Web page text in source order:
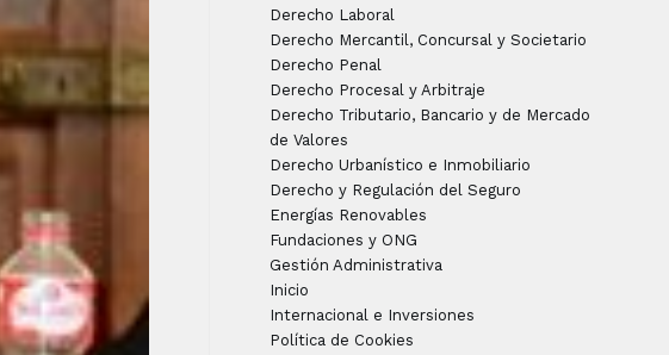
Derecho Laboral
Derecho Mercantil, Concursal y Societario
Derecho Penal
Derecho Procesal y Arbitraje
Derecho Tributario, Bancario y de Mercado
de Valores
Derecho Urbanístico e Inmobiliario
Derecho y Regulación del Seguro
Energías Renovables
Fundaciones y ONG
Gestión Administrativa
Inicio
Internacional e Inversiones
Política de Cookies